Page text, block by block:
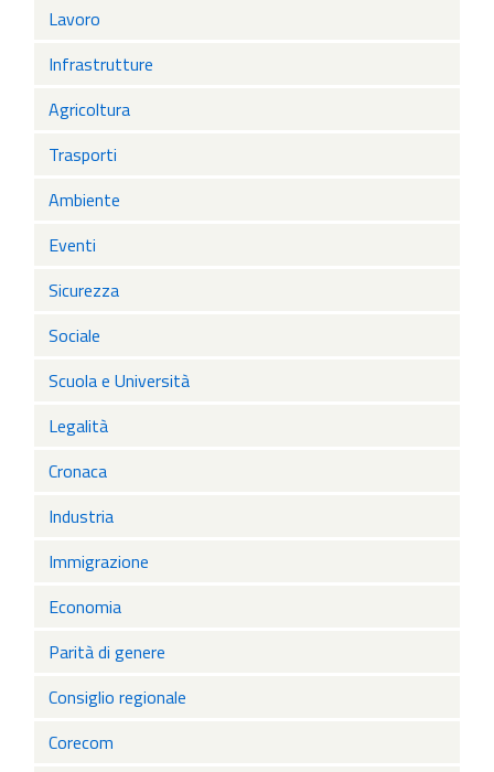
Lavoro
Infrastrutture
Agricoltura
Trasporti
Ambiente
Eventi
Sicurezza
Sociale
Scuola e Università
Legalità
Cronaca
Industria
Immigrazione
Economia
Parità di genere
Consiglio regionale
Corecom